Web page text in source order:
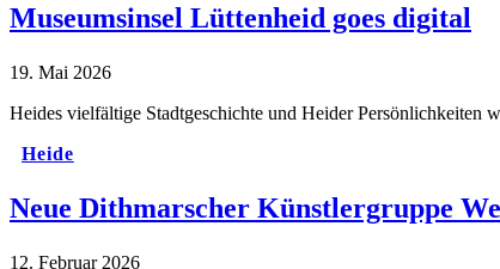
Museumsinsel Lüttenheid goes digital
19. Mai 2026
Heides vielfältige Stadtgeschichte und Heider
Heide
Neue Dithmarscher Künstlergruppe
12. Februar 2026